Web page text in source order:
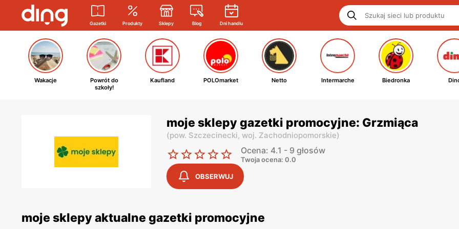
Gazetki Produkty Sklepy Blog Dni handlu
Wakacje
Powrót do
szkoły!
Kaufland POLOmarket Netto Intermarche Biedronka
moje sklepy gazetki promocyjne: Grzmiąca
(pow. Szczecinecki, woj. Zachodniopomorskie)
Ocena: 4.1 - 9 głosów
Twoja ocena: 0.0
OBSERWUJ
moje sklepy aktualne gazetki promocyjne